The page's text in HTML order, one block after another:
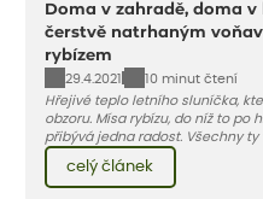
Doma v zahradě, doma v
čerstvě natrhaným
rybízem
29.4.2021
10 minut čtení
Hřejivé teplo letního sluníčka,
obzoru. Mísa rybízu, do níž to po
přibývá jedna radost. Všechny ty
červencové zahrady. Sklizeň
vnese neuvěřitelný klid a radost.
bezstarostnosti dětství při
celý článek